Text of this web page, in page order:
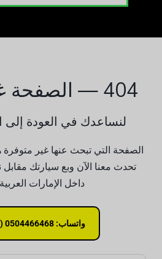
404 — الصفحة غير موجودة
لنساعدك في العودة إلى
الصفحة التي تبحث عنها غير
تحدث معنا الآن وبع سيارتك
داخل الإمارات
واتساب: 0504466468 (نقدا اليوم)